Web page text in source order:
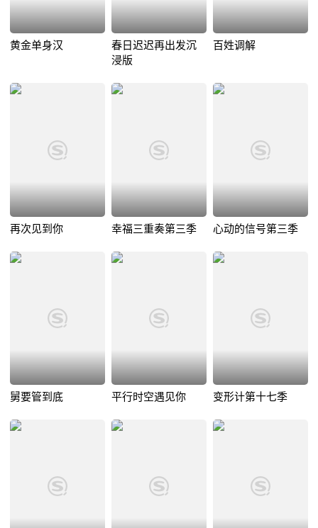
黄金单身汉
春日迟迟再出发沉
浸版
百姓调解
再次见到你 幸福三重奏第三季 心动的信号第三季
舅要管到底 平行时空遇见你 变形计第十七季